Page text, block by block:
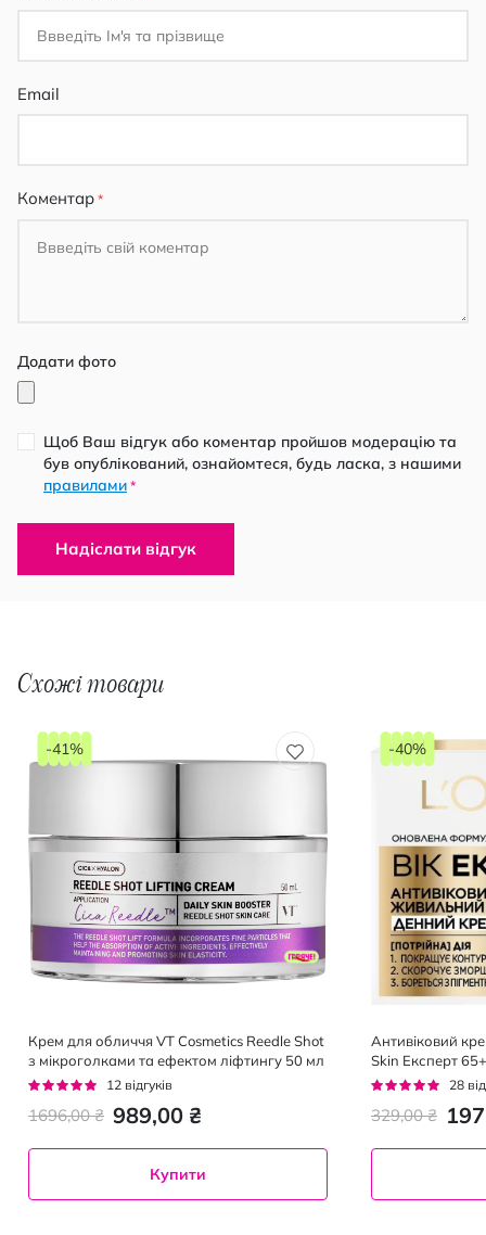
Email
Коментар
Додати фото
Щоб Ваш відгук або коментар пройшов модерацію та
був опублікований, ознайомтеся, будь ласка, з нашими
правилами *
Надіслати відгук
Схожі товари
Крем для обличчя VT Cosmetics Reedle Shot
з мікроголками та ефектом ліфтингу 50 мл
Рейтинг:
12 відгуків
989,00 ₴
1696,00 ₴
-41%
Купити
Антивіковий
Skin Експерт
Рейтинг:
28
329,00 ₴
-40%